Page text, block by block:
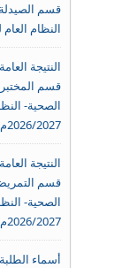
قسم
النظام العام
النتيجة
قسم
الصحية-
2026/2027م
النتيجة
قسم
الصحية-
2026/2027م
أسماء